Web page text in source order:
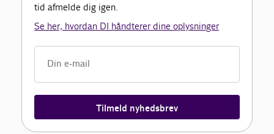
tid afmelde dig igen.
Se her, hvordan DI håndterer dine oplysninger
Tilmeld nyhedsbrev